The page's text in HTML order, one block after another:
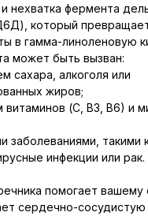
нехватка фермента
который
в гамма-линоленовую
может быть вызван:
сахара, алкоголя или
жиров;
витаминов (С, В3, В6) и
заболеваниями, такими
инфекции или рак.
помогает вашему
сердечно-сосудистую